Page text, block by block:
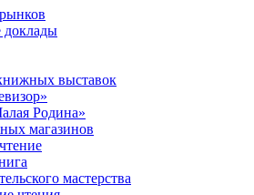
доклады
выставок
Родина»
магазинов
мастерства